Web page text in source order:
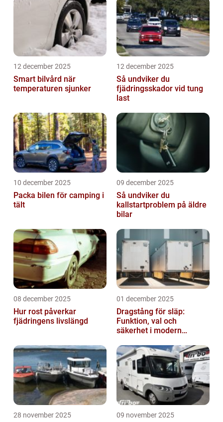
12 december 2025
Smart bilvård när
temperaturen sjunker
12 december 2025
Så undviker du
fjädringsskador vid tung
last
10 december 2025
Packa bilen för camping i
tält
09 december 2025
Så undviker du
kallstartproblem på äldre
bilar
08 december 2025
Hur rost påverkar
fjädringens livslängd
01 december 2025
Dragstång för släp:
Funktion, val och
säkerhet i modern
28 november 2025 09 november 2025